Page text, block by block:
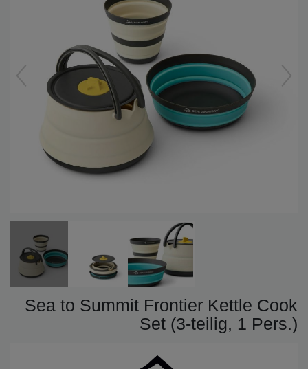
Sea to Summit Frontier Kettle Cook
Set (3-teilig, 1 Pers.)